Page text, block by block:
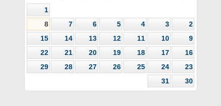
1
2
3
4
5
6
7
8
9
10
11
12
13
14
15
16
17
18
19
20
21
22
23
24
25
26
27
28
29
30
31